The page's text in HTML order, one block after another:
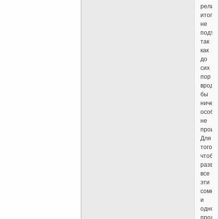
итога
не
так
как
до
сих
пор
вроде
бы
ничего
не
Для
того
чтобы
все
эти
и